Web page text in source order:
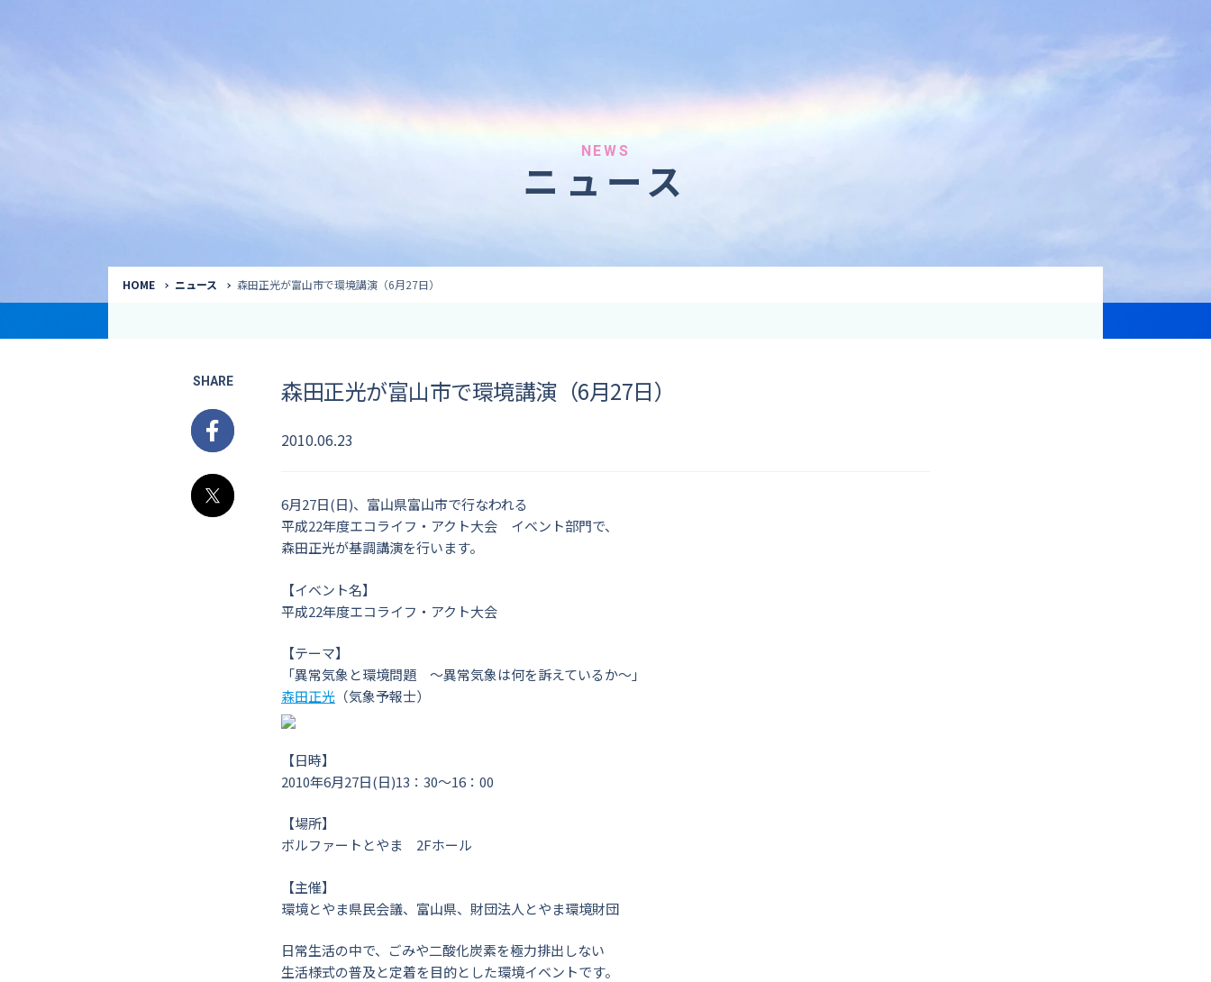
番組サポート / 予報原稿作成
コンテンツ提供
その他の情報提供
気象予報士講座について
NEWS
ニュース
HOME ニュース 森田正光が富山市で環境講演（6月27日）
SHARE
Facebook
X
森田正光が富山市で環境講演（6月27日）
2010.06.23
6月27日(日)、富山県富山市で行なわれる
平成22年度エコライフ・アクト大会 イベント部門で、
森田正光が基調講演を行います。
【イベント名】
平成22年度エコライフ・アクト大会
【テーマ】
「異常気象と環境問題 ～異常気象は何を訴えているか～」
森田正光 （気象予報士）
【日時】
2010年6月27日(日)13：30〜16：00
【場所】
ボルファートとやま 2Fホール
【主催】
環境とやま県民会議、富山県、財団法人とやま環境財団
日常生活の中で、ごみや二酸化炭素を極力排出しない
生活様式の普及と定着を目的とした環境イベントです。